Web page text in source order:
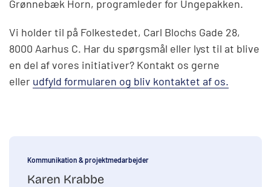
Grønnebæk Horn, programleder for Ungepakken.
Vi holder til på Folkestedet, Carl Blochs Gade 28,
8000 Aarhus C. Har du spørgsmål eller lyst til at blive
en del af vores initiativer? Kontakt os gerne
eller udfyld formularen og bliv kontaktet af os.
Kommunikation & projektmedarbejder
Karen Krabbe